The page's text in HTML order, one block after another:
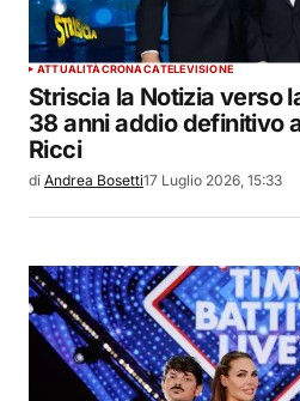
ATTUALITÀCRONACATELEVISIONE
Striscia la Notizia verso
38 anni addio definitivo
Ricci
di Andrea Bosetti17 Luglio 2026, 15:33